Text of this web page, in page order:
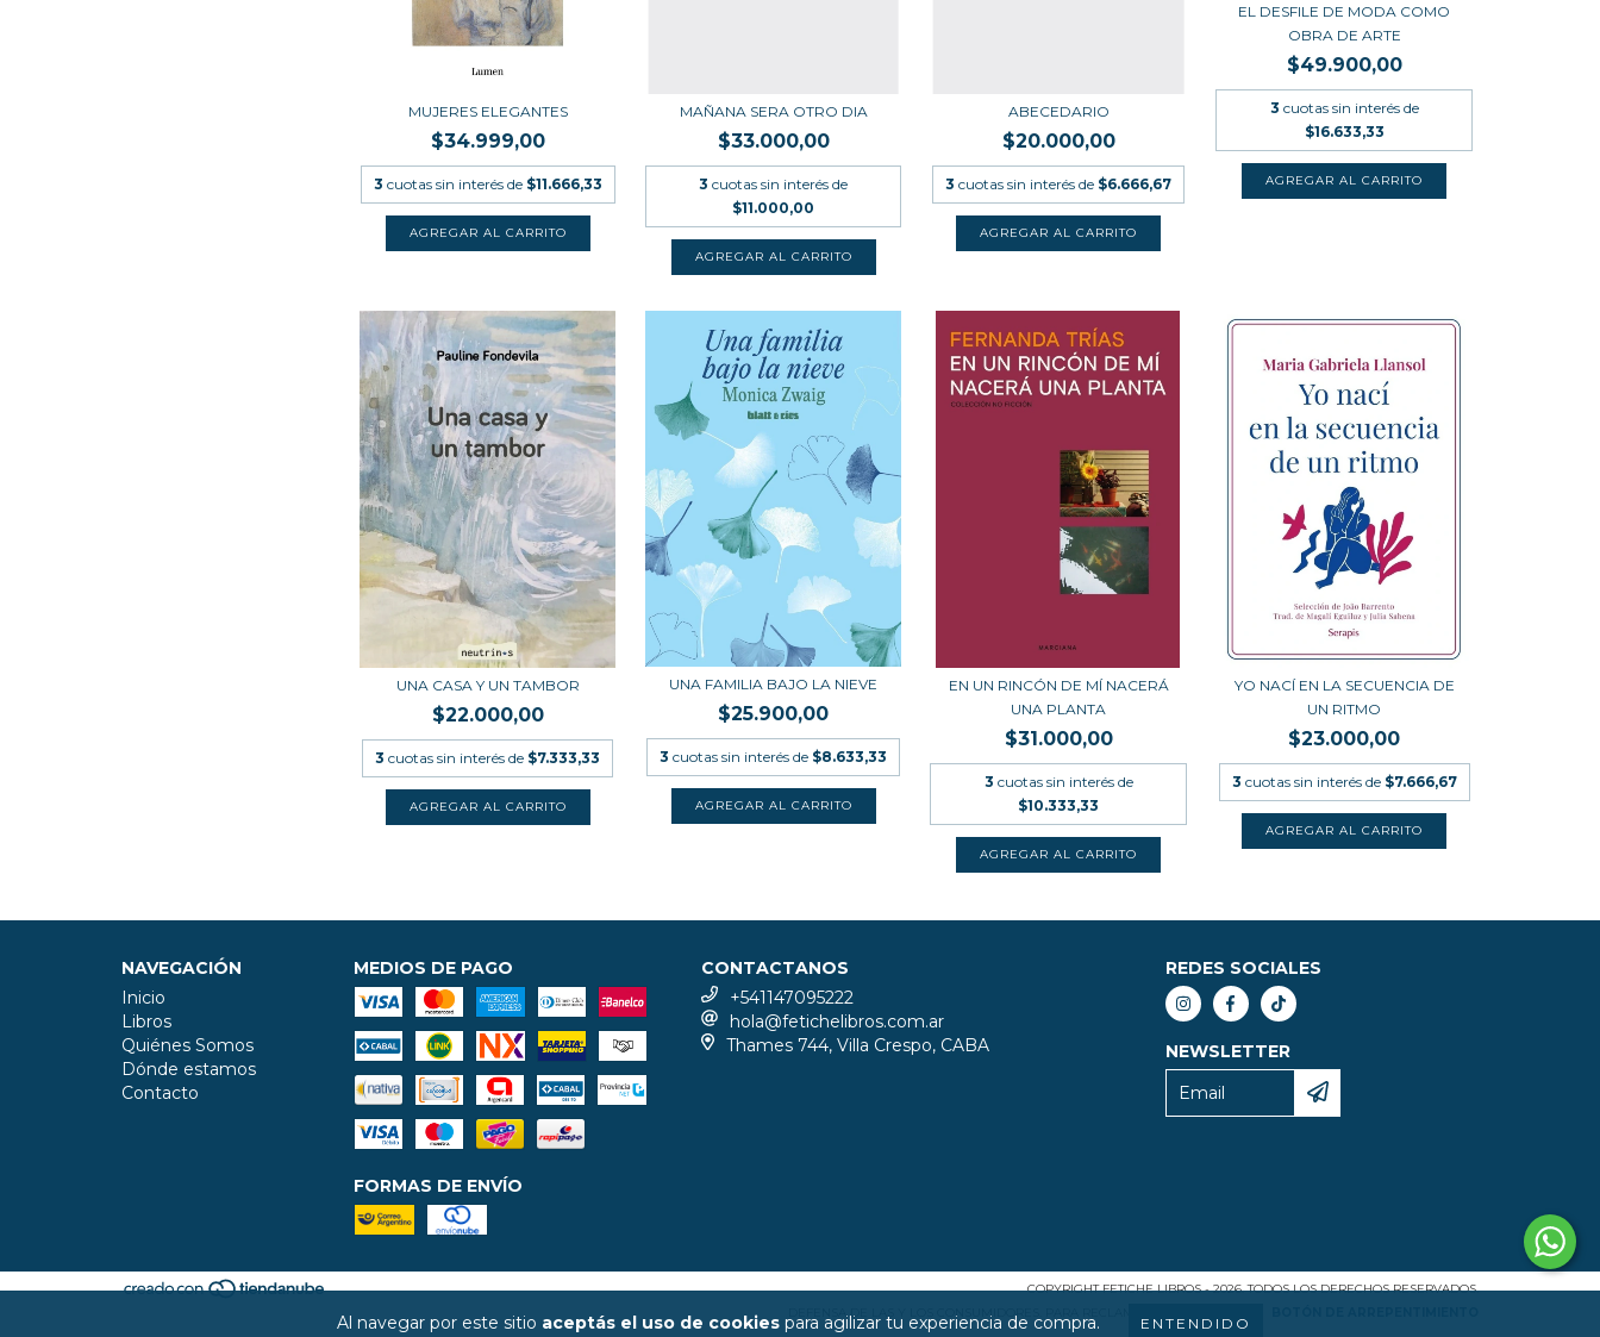
Al navegar por este sitio aceptás el uso de cookies para agilizar tu experiencia de compra. ENTENDIDO
MUJERES ELEGANTES
$34.999,00
3 cuotas sin interés de $11.666,33
MAÑANA SERA OTRO DIA
$33.000,00
3 cuotas sin interés de
$11.000,00
ABECEDARIO
$20.000,00
3 cuotas sin interés de $6.666,67
EL DESFILE DE MODA COMO
OBRA DE ARTE
$49.900,00
3 cuotas sin interés de
$16.633,33
UNA CASA Y UN TAMBOR
$22.000,00
3 cuotas sin interés de $7.333,33
UNA FAMILIA BAJO LA NIEVE
$25.900,00
3 cuotas sin interés de $8.633,33
EN UN RINCÓN DE MÍ NACERÁ
UNA PLANTA
$31.000,00
3 cuotas sin interés de
$10.333,33
YO NACÍ EN LA SECUENCIA DE
UN RITMO
$23.000,00
3 cuotas sin interés de $7.666,67
NAVEGACIÓN
Inicio
Libros
Quiénes Somos
Dónde estamos
Contacto
MEDIOS DE PAGO
FORMAS DE ENVÍO
CONTACTANOS
+541147095222
hola@fetichelibros.com.ar
Thames 744, Villa Crespo, CABA
REDES SOCIALES
NEWSLETTER
COPYRIGHT FETICHE LIBROS - 2026. TODOS LOS DERECHOS RESERVADOS.
DEFENSA DE LAS Y LOS CONSUMIDORES. PARA RECLAMOS